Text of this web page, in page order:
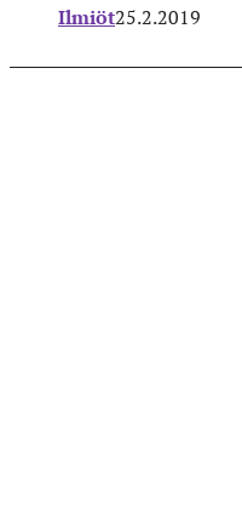
Ilmiöt25.2.2019